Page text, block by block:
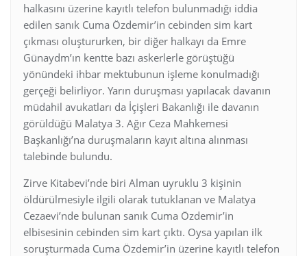
halkasını üzerine kayıtlı telefon bulunmadığı iddia
edilen sanık Cuma Özdemir’in cebinden sim kart
çıkması oluştururken, bir diğer halkayı da Emre
Günaydm’ın kentte bazı askerlerle görüştüğü
yönündeki ihbar mektubunun işleme konulmadığı
gerçeği belirliyor. Yarın duruşması yapılacak davanın
müdahil avukatları da İçişleri Bakanlığı ile davanın
görüldüğü Malatya 3. Ağır Ceza Mahkemesi
Başkanlığı’na duruşmaların kayıt altına alınması
talebinde bulundu.
Zirve Kitabevi’nde biri Alman uyruklu 3 kişinin
öldürülmesiyle ilgili olarak tutuklanan ve Malatya
Cezaevi’nde bulunan sanık Cuma Özdemir’in
elbisesinin cebinden sim kart çıktı. Oysa yapılan ilk
soruşturmada Cuma Özdemir’in üzerine kayıtlı telefon